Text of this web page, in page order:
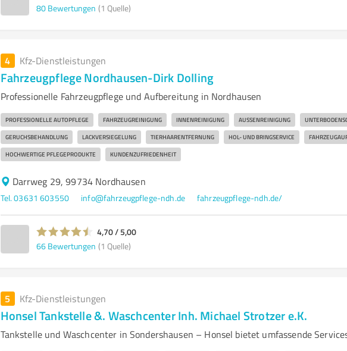
80 Bewertungen (1 Quelle)
4 Kfz-Dienstleistungen
Fahrzeugpflege Nordhausen-Dirk Dolling
Professionelle Fahrzeugpflege und Aufbereitung in Nordhausen
PROFESSIONELLE AUTOPFLEGE FAHRZEUGREINIGUNG INNENREINIGUNG AUSSENREINIGUNG
GERUCHSBEHANDLUNG LACKVERSIEGELUNG TIERHAARENTFERNUNG HOL- UND BRINGSERVICE
HOCHWERTIGE PFLEGEPRODUKTE KUNDENZUFRIEDENHEIT
Darrweg 29, 99734 Nordhausen
Tel. 03631 603550 info@fahrzeugpflege-ndh.de fahrzeugpflege-ndh.de/
4,70 / 5,00
66 Bewertungen (1 Quelle)
5 Kfz-Dienstleistungen
Honsel Tankstelle &. Waschcenter Inh. Michael Strotzer e.K.
Tankstelle und Waschcenter in Sondershausen – Honsel bietet umfassende